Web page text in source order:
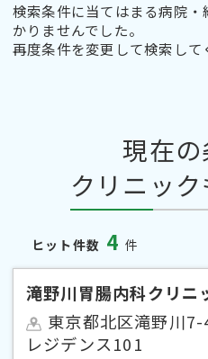
検索条件に当てはまる病院
かりませんでした。
再度条件を変更して検索して
現在
クリニッ
ヒット件数 4 件
滝野川胃腸内科クリニ
東京都北区滝野川
レジデンス101